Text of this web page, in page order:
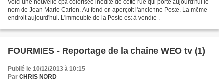
Voici une nouvelle cpa colorisée inédite de cette rue qui porte aujourd'hui le
nom de Jean-Marie Carion. Au fond on aperçoit l'ancienne Poste. La même
endroit aujourd'hui. L'immeuble de la Poste est à vendre .
FOURMIES - Reportage de la chaîne WEO tv (1)
Publié le 10/12/2013 à 10:15
Par CHRIS NORD